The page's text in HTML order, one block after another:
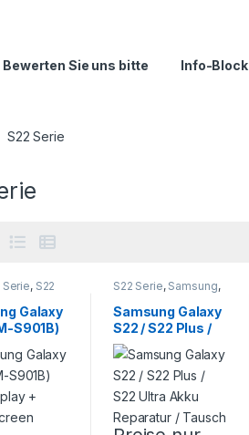
Bewerten Sie uns bitte Info-Block
S22 Serie
Serie, S22
Galaxy
S901B)
+
S22 Serie, Samsung,
Reparatur
Samsung Galaxy
S22 / S22 Plus /
S22 Ultra Akku
Reparatur /
Tausch